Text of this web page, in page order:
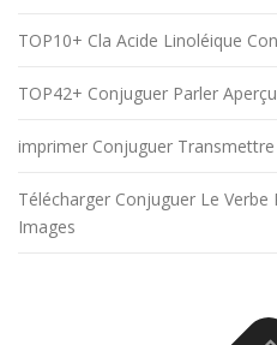
TOP10+ Cla Acide Linoléique
TOP42+ Conjuguer Parler Aperçu
imprimer Conjuguer
Télécharger Conjuguer Le
Images